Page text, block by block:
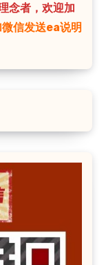
念者，欢迎加
信发送ea说明